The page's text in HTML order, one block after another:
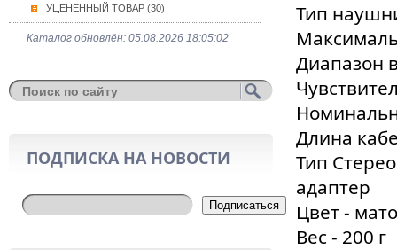
УЦЕНЕННЫЙ ТОВАР (30)
Каталог обновлён: 05.08.2026 18:05:02
ПОДПИСКА НА НОВОСТИ
Подписаться
Тип
Диапазон
Длина
Тип
адаптер
Цвет -
Вес - 200 г